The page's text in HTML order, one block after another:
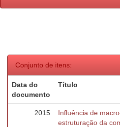
Conjunto de itens:
Data do
documento
Título
2015
Influência de
estruturação da